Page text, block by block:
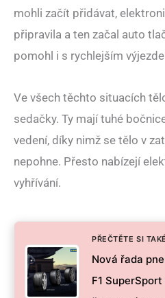
mohli začít přidávat,
připravila a ten začal auto
pomohl i s rychlejším
Ve všech těchto situacích
sedačky. Ty mají tuhé
vedení, díky nimž se tělo v
nepohne. Přesto nabízejí
vyhřívání.
PŘEČTĚTE SI
Nová řada
F1